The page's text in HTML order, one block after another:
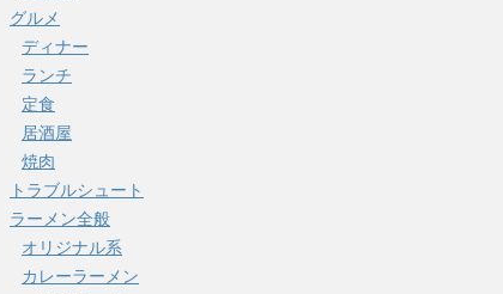
グルメ
ディナー
ランチ
定食
居酒屋
焼肉
トラブルシュート
ラーメン全般
オリジナル系
カレーラーメン